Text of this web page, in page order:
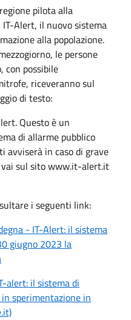
pilota alla
Alert, il nuovo sistema
alla popolazione.
le persone
con possibile
riceveranno sul
di testo:
Questo è un
di allarme pubblico
avviserà in caso di grave
vai sul sito www.it-alert.it
i seguenti link:
- IT-Alert: il sistema
giugno 2023 la
alert: il sistema di
sperimentazione in